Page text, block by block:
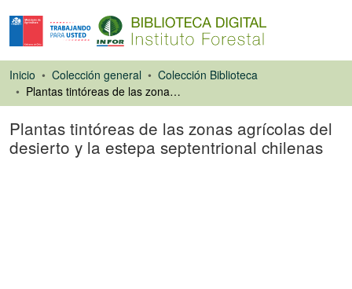
Inicio Colección general
Colección Biblioteca
Plantas tintóreas de las zonas agrícolas del desierto y la estepa septentrional chilenas
Plantas tintóreas de las zonas agrícolas del
desierto y la estepa septentrional chilenas